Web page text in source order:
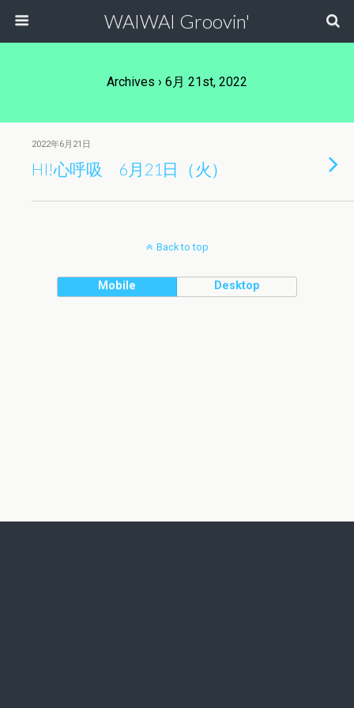
WAIWAI Groovin'
Archives › 6月 21st, 2022
2022年6月21日
HI!心呼吸 6月21日（火）
Back to top
Mobile Desktop